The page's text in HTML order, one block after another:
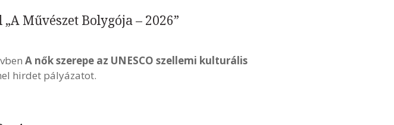
Művészet Bolygója – 2026”
A nők szerepe az UNESCO szellemi kulturális
hirdet pályázatot.